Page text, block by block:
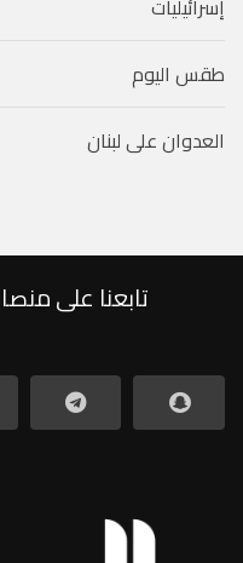
طقس اليوم
العدوان على لبنان
تابعنا على